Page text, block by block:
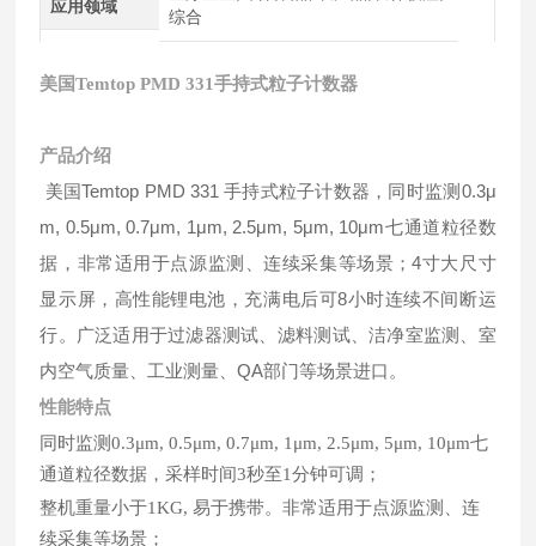
应用领域
综合
美国Temtop PMD 331手持式粒子计数器
产品介绍
美国Temtop PMD 331 手持式粒子计数器，同时监测0.3μ
m, 0.5μm, 0.7μm, 1μm, 2.5μm, 5μm, 10μm七通道粒径数
据，非常适用于点源监测、连续采集等场景；4寸大尺寸
显示屏，高性能锂电池，充满电后可8小时连续不间断运
行。广泛适用于过滤器测试、滤料测试、洁净室监测、室
内空气质量、工业测量、QA部门等场景进口。
性能特点
同时监测0.3μm, 0.5μm, 0.7μm, 1μm, 2.5μm, 5μm, 10μm七
通道粒径数据，采样时间3秒至1分钟可调；
整机重量小于1KG, 易于携带。非常适用于点源监测、连
续采集等场景；